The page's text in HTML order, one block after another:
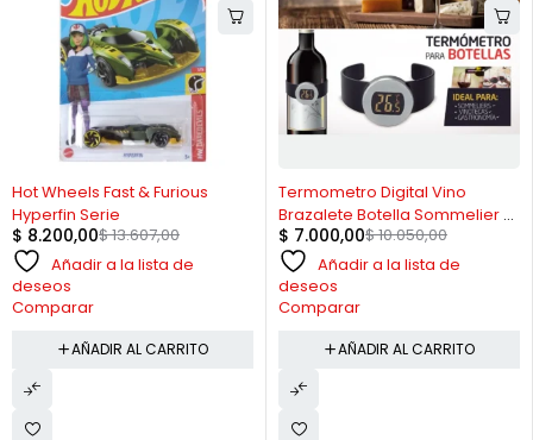
Hot Wheels Fast & Furious
Hyperfin Serie
$13.607,00
$ 8.200,00
Añadir a la lista de
deseos
Comparar
AÑADIR AL CARRITO
Termometro Digital Vino
Brazalete Botella Sommelier C
/ Pila
$10.050,00
$ 7.000,00
Añadir a la lista de
deseos
Comparar
AÑADIR AL CARRITO